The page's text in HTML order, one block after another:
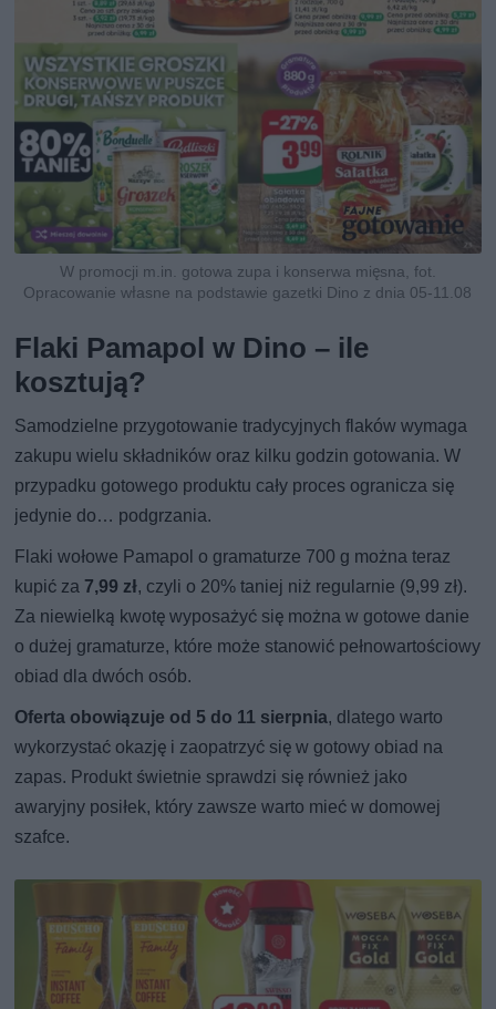
W promocji m.in. gotowa zupa i konserwa mięsna, fot.
Opracowanie własne na podstawie gazetki Dino z dnia 05-11.08
Flaki Pamapol w Dino – ile
kosztują?
Samodzielne przygotowanie tradycyjnych flaków wymaga
zakupu wielu składników oraz kilku godzin gotowania. W
przypadku gotowego produktu cały proces ogranicza się
jedynie do… podgrzania.
Flaki wołowe Pamapol o gramaturze 700 g można teraz
kupić za 7,99 zł, czyli o 20% taniej niż regularnie (9,99 zł).
Za niewielką kwotę wyposażyć się można w gotowe danie
o dużej gramaturze, które może stanowić pełnowartościowy
obiad dla dwóch osób.
Oferta obowiązuje od 5 do 11 sierpnia, dlatego warto
wykorzystać okazję i zaopatrzyć się w gotowy obiad na
zapas. Produkt świetnie sprawdzi się również jako
awaryjny posiłek, który zawsze warto mieć w domowej
szafce.